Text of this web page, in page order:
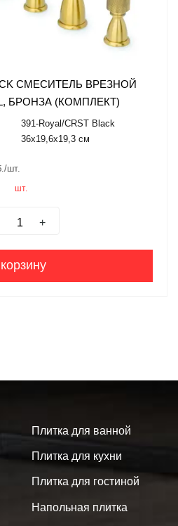
СМЕСИТЕЛЬ ВРЕЗНОЙ
БРОНЗА (КОМПЛЕКТ)
391-Royal/CRST Black
36x19,6x19,3 см
шт.
шт.
+
Плитка для ванной
Плитка для кухни
Плитка для гостиной
Напольная плитка